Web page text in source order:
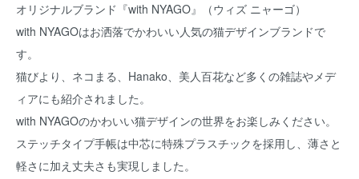
オリジナルブランド『with NYAGO』（ウィズ ニャーゴ）
with NYAGOはお洒落でかわいい人気の猫デザインブランドで
す。
猫びより、ネコまる、Hanako、美人百花など多くの雑誌やメデ
ィアにも紹介されました。
with NYAGOのかわいい猫デザインの世界をお楽しみください。
ステッチタイプ手帳は中芯に特殊プラスチックを採用し、薄さと
軽さに加え丈夫さも実現しました。